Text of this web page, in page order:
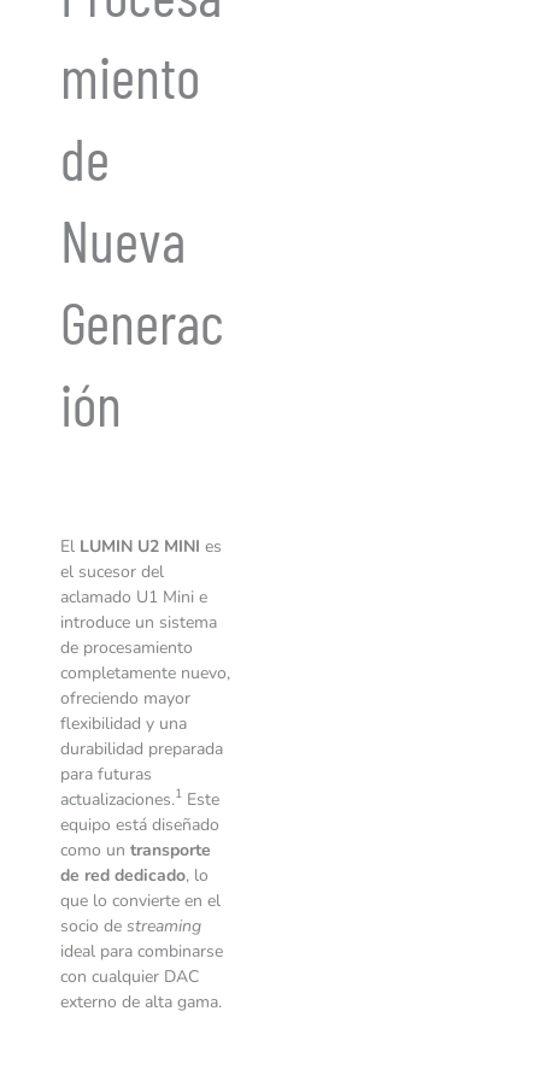
miento
de
Nueva
Generac
ión
El LUMIN U2 MINI es
el sucesor del
aclamado U1 Mini e
introduce un sistema
de procesamiento
completamente nuevo,
ofreciendo mayor
flexibilidad y una
durabilidad preparada
para futuras
actualizaciones.1 Este
equipo está diseñado
como un transporte
de red dedicado, lo
que lo convierte en el
socio de streaming
ideal para combinarse
con cualquier DAC
externo de alta gama.